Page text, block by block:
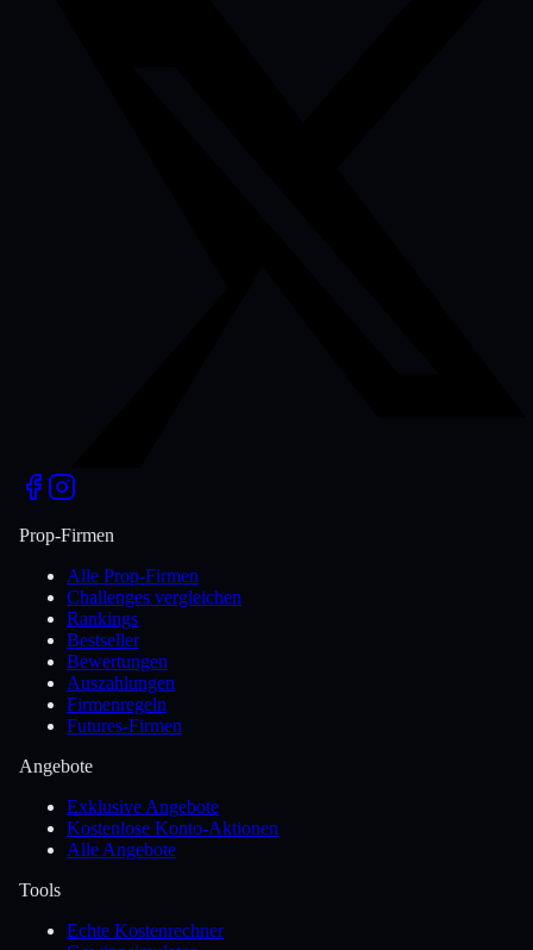
Prop-Firmen
Alle Prop-Firmen
Challenges vergleichen
Rankings
Bestseller
Bewertungen
Auszahlungen
Firmenregeln
Futures-Firmen
Angebote
Exklusive Angebote
Kostenlose Konto-Aktionen
Alle Angebote
Tools
Echte Kostenrechner